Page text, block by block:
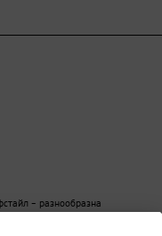
– разнообразна